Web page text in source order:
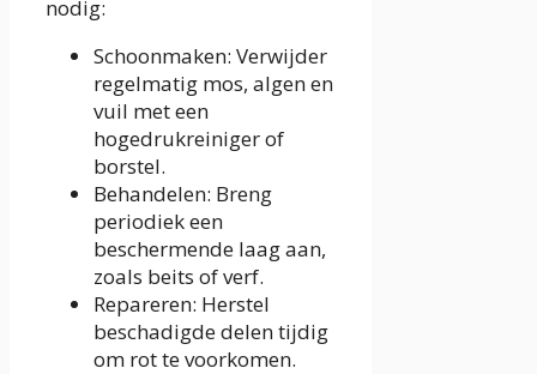
nodig:
Schoonmaken: Verwijder
regelmatig mos, algen en
vuil met een
hogedrukreiniger of
borstel.
Behandelen: Breng
periodiek een
beschermende laag aan,
zoals beits of verf.
Repareren: Herstel
beschadigde delen tijdig
om rot te voorkomen.